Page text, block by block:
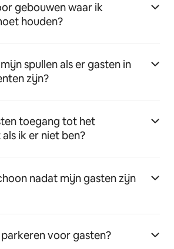
gebouwen waar ik
houden?
spullen als er gasten in
zijn?
toegang tot het
ik er niet ben?
nadat mijn gasten zijn
voor gasten?